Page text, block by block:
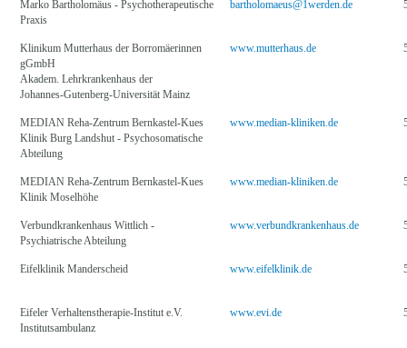
Marko Bartholomäus - Psychotherapeutische
Praxis
bartholomaeus@1werden.de
Klinikum Mutterhaus der Borromäerinnen
gGmbH
Akadem. Lehrkrankenhaus der
Johannes-Gutenberg-Universität Mainz
www.mutterhaus.de
MEDIAN Reha-Zentrum Bernkastel-Kues
Klinik Burg Landshut - Psychosomatische
Abteilung
www.median-kliniken.de
MEDIAN Reha-Zentrum Bernkastel-Kues
Klinik Moselhöhe
www.median-kliniken.de
Verbundkrankenhaus Wittlich -
Psychiatrische Abteilung
www.verbundkrankenhaus.de
Eifelklinik Manderscheid www.eifelklinik.de
Eifeler Verhaltenstherapie-Institut e.V.
Institutsambulanz
www.evi.de